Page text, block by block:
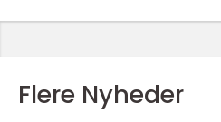
Flere Nyheder